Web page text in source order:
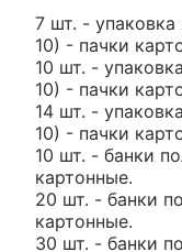
7 шт. - упаковка
10) - пачки
10 шт. -
10) - пачки
14 шт. -
10) - пачки
10 шт. - банки
картонные.
20 шт. - банки
картонные.
30 шт. - банки